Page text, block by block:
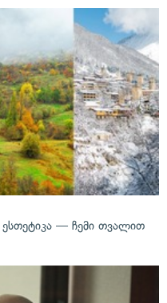
— ჩემი თვალით